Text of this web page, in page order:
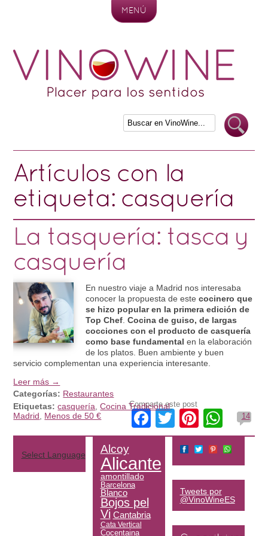
MENÚ
Artículos con la
etiqueta: casquería
La tasquería: tasca y
casquería
En nuestro viaje a Madrid nos interesaba
conocer la propuesta de estecocinero que
se hizo popular en la primera edición de
Top Chef .Cocina de guiso, de largas
cocciones con el producto de casquería
como base fundamental en la elaboración
de los platos. Buen ambiente y buen
servicio complementan una experiencia interesante.
Leer más →
Categorías: Restaurantes
Etiquetas: casquería ,Cocina Tradicional,
Madrid
Menos de 50 €
Comparte este post
Facebook
Twitter 14
Select Language Alcoy
Alicante
amontillado
Barcelona
Blanco
Bojos pel
Vi Cantabria
Cata Vertical
Cocentaina
Tweets por
@VinoWineES